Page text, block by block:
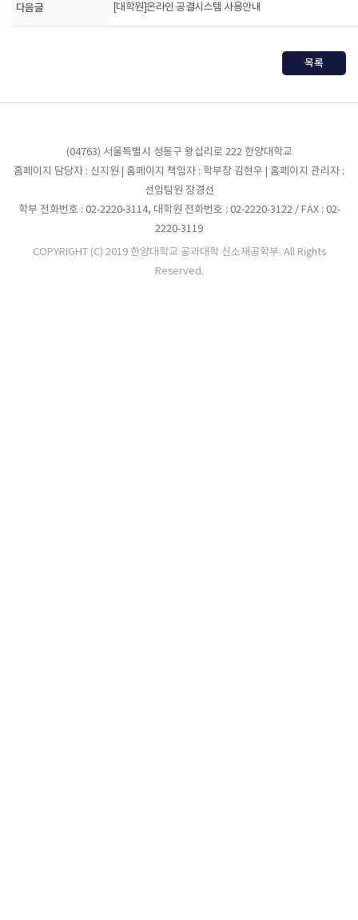
다음글 [대학원]온라인 공결시스템 사용안내
목록
(04763) 서울특별시 성동구 왕십리로 222 한양대학교
홈페이지 담당자 : 신지원 | 홈페이지 책임자 : 학부장 김현우 | 홈페이지 관리자 :
선임팀원 장경선
학부 전화번호 : 02-2220-3114, 대학원 전화번호 : 02-2220-3122 / FAX : 02-
2220-3119
COPYRIGHT (C) 2019 한양대학교 공과대학 신소재공학부. All Rights
Reserved.